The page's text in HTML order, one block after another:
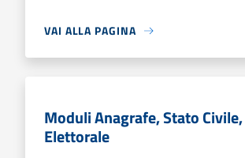
VAI ALLA PAGINA
Moduli Anagrafe, Stato Civile,
Elettorale